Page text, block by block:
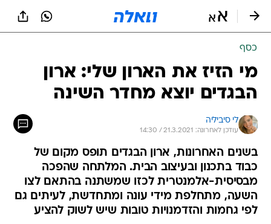
כסף
מי הזיז את הארון שלי: ארון
הבגדים יוצא מחדר השינה
לי סיביליה
עודכן לאחרונה: 21.3.2021 / 14:30
בשנים האחרונות, ארון הבגדים תופס מקום של
כבוד בתכנון ובעיצוב הבית. המלתחה שהפכה
מבסיסית-אלמנטרית לכזו שמשתנה בהתאם לצו
השעה, מתחלפת מידי עונה ומתחדשת, לעיתים גם
לפי גחמות והזדמנויות טובות שיש לשוק להציע